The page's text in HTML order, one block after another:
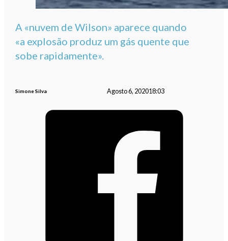
A «nuvem de Wilson» aparece quando
«a explosão produz um gás quente que
sobe rapidamente».
Simone Silva Agosto 6, 202018:03